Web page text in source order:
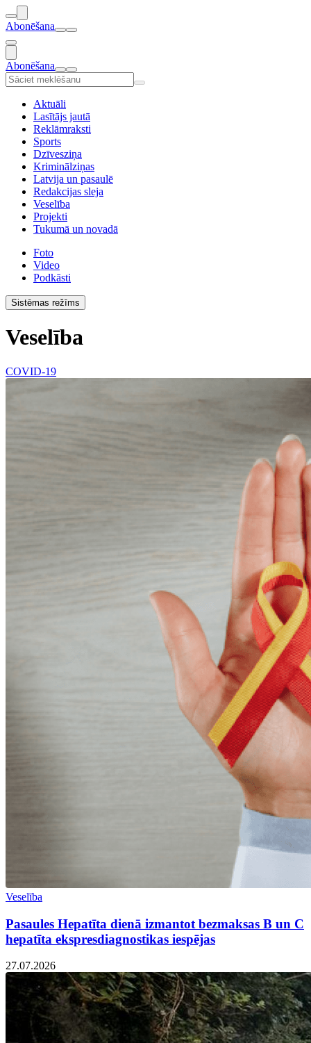
Abonēšana
Abonēšana
Aktuāli
Lasītājs jautā
Reklāmraksti
Sports
Dzīvesziņa
Kriminālziņas
Latvija un pasaulē
Redakcijas sleja
Veselība
Projekti
Tukumā un novadā
Foto
Video
Podkāsti
Sistēmas režīms
Veselība
COVID-19
Veselība
Pasaules Hepatīta dienā izmantot bezmaksas B un C
hepatīta ekspresdiagnostikas iespējas
27.07.2026